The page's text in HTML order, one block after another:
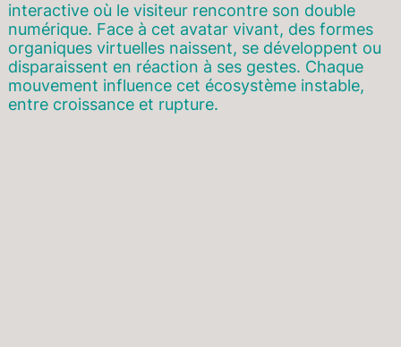
interactive où le visiteur rencontre son double
numérique. Face à cet avatar vivant, des formes
organiques virtuelles naissent, se développent ou
disparaissent en réaction à ses gestes. Chaque
mouvement influence cet écosystème instable,
entre croissance et rupture.